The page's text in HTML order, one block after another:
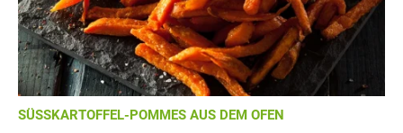
SÜSSKARTOFFEL-POMMES AUS DEM OFEN